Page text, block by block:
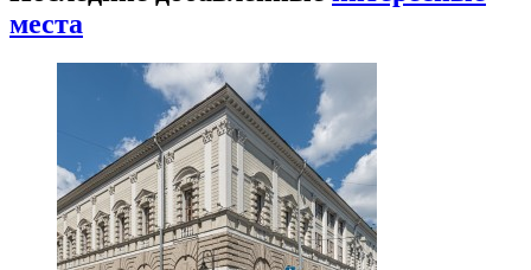
места